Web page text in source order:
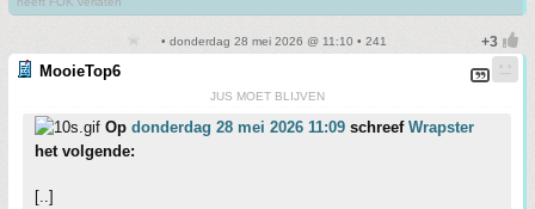
• donderdag 28 mei 2026 @ 11:10 • 241
MooieTop6
JUS MOET BLIJVEN
Op donderdag 28 mei 2026 11:09 schreef Wrapster
het volgende:
[..]